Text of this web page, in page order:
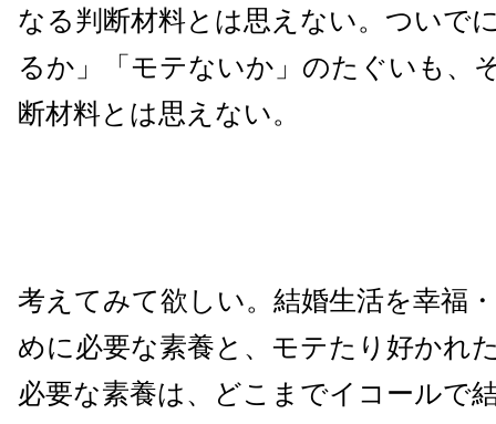
なる判断材料とは思えない。ついで
るか」「モテないか」のたぐいも、
断材料とは思えない。
考えてみて欲しい。結婚生活を幸福
めに必要な素養と、モテたり好かれ
必要な素養は、どこまでイコールで